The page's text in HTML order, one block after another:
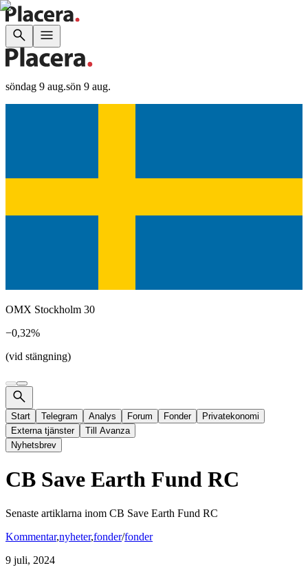
söndag 9 aug.sön 9 aug.
OMX Stockholm 30
−0,32%
(vid stängning)
Start Telegram Analys Forum Fonder
Privatekonomi
Externa tjänster
Till Avanza
Nyhetsbrev
CB Save Earth Fund RC
Senaste artiklarna inom CB Save Earth Fund RC
Kommentar,nyheter,fonder/fonder
9 juli, 2024